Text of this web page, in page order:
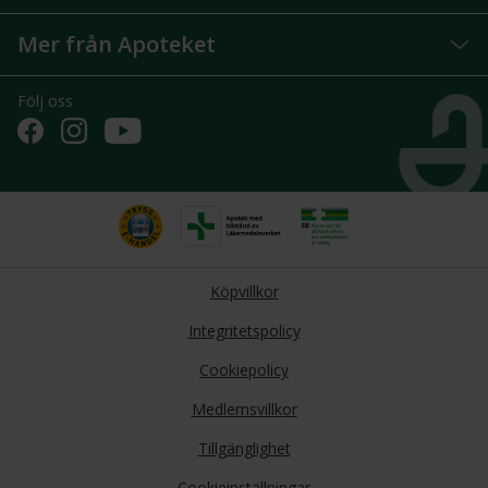
Mer från Apoteket
Följ oss
Köpvillkor
Integritetspolicy
Cookiepolicy
Medlemsvillkor
Tillgänglighet